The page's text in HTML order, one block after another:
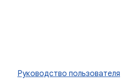
Руководство пользователя